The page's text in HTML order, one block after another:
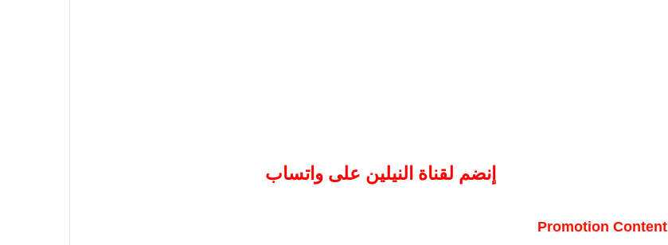
إنضم لقناة النيلين على واتساب
Promotion Content